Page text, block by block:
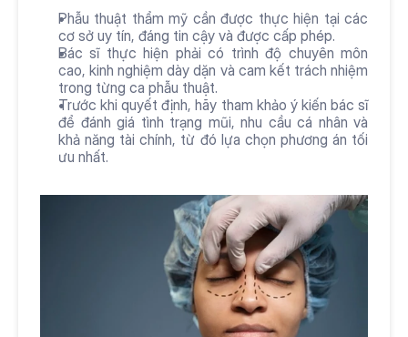
Phẫu thuật thẩm mỹ cần được thực hiện tại các
cơ sở uy tín, đáng tin cậy và được cấp phép.
Bác sĩ thực hiện phải có trình độ chuyên môn
cao, kinh nghiệm dày dặn và cam kết trách nhiệm
trong từng ca phẫu thuật.
Trước khi quyết định, hãy tham khảo ý kiến bác sĩ
để đánh giá tình trạng mũi, nhu cầu cá nhân và
khả năng tài chính, từ đó lựa chọn phương án tối
ưu nhất.